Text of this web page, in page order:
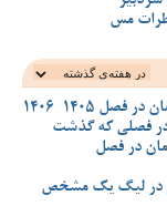
1405-1406
در فصلی که گذشت
در فصل
در لیگ یک مشخص